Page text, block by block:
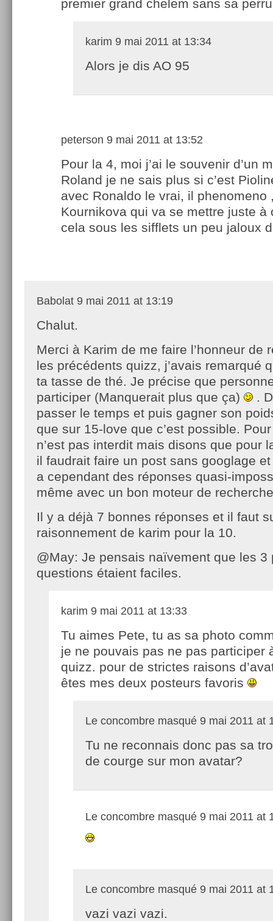
premier grand chelem sans sa
karim 9 mai 2011 at 13:34
Alors je dis AO 95
peterson 9 mai 2011 at 13:52
Pour la 4, moi j’ai le souvenir d’un
Roland je ne sais plus si c’est
avec Ronaldo le vrai, il phenomeno
Kournikova qui va se mettre juste à
cela sous les sifflets un peu jaloux
Babolat 9 mai 2011 at 13:19
Chalut.
Merci à Karim de me faire l’honneur de
les précédents quizz, j’avais remarqué
ta tasse de thé. Je précise que
participer (Manquerait plus que ça)
.
passer le temps et puis gagner son
que sur 15-love que c’est possible.
n’est pas interdit mais disons que pour
il faudrait faire un post sans googlage
a cependant des réponses quasi-
même avec un bon moteur de
Il y a déjà 7 bonnes réponses et il faut
raisonnement de karim pour la 10.
@May: Je pensais naïvement que les 3
questions étaient faciles.
karim 9 mai 2011 at 13:33
Tu aimes Pete, tu as sa photo
je ne pouvais pas ne pas participer
quizz. pour de strictes raisons
êtes mes deux posteurs favoris
Le concombre masqué 9 mai 2011 at
Tu ne reconnais donc pas sa
de courge sur mon avatar?
Le concombre masqué 9 mai 2011 at
Le concombre masqué 9 mai 2011 at
vazi vazi vazi.